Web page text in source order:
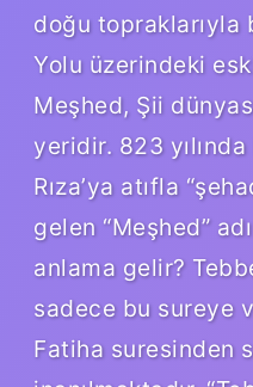
doğu topraklarıyla
Yolu üzerindeki
Meşhed, Şii
yeridir. 823
Rıza’ya atıfla
gelen “Meşhed”
anlama gelir?
sadece bu sureye
Fatiha suresinden